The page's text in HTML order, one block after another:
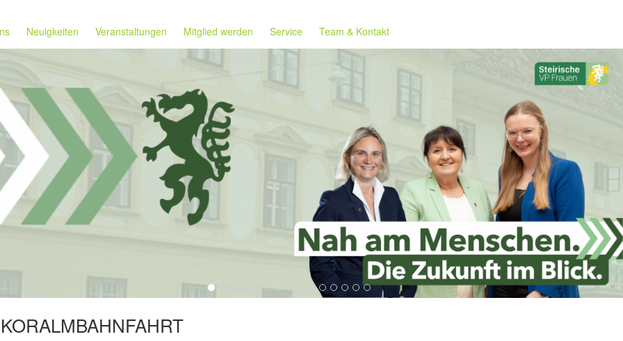
Neuigkeiten Veranstaltungen Mitglied werden Service Team & Kontakt
KORALMBAHNFAHRT